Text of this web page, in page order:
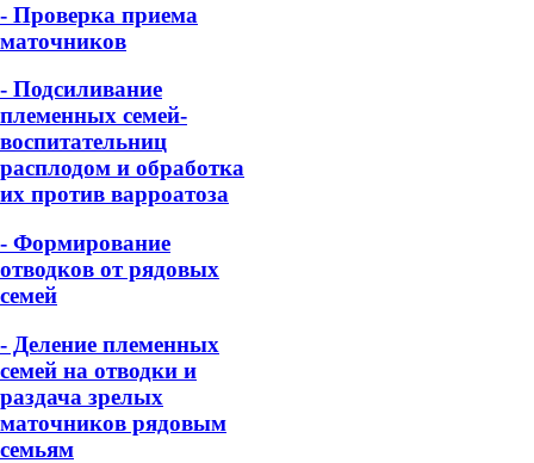
- Проверка приема
маточников
- Подсиливание
племенных семей-
воспитательниц
расплодом и обработка
их против варроатоза
- Формирование
отводков от рядовых
семей
- Деление племенных
семей на отводки и
раздача зрелых
маточников рядовым
семьям